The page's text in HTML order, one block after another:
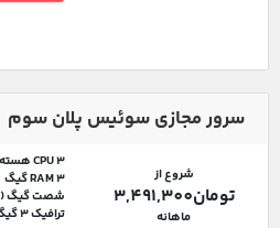
سرور مجازی سوئیس پلان سوم
CPU 3 هسته ای
RAM 3 گیگ
شصت گیگ ssd(60GB)
ترافیک 3 گیگ
شروع از
تومان3,491,300
ماهانه